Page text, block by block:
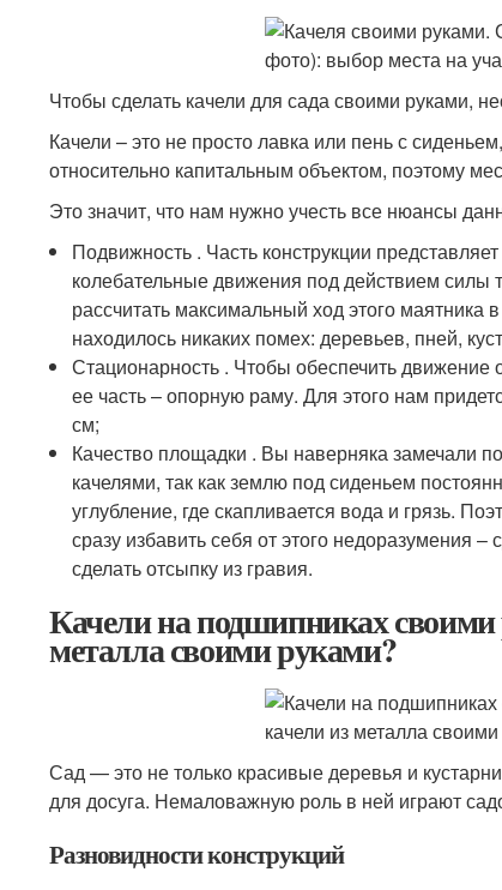
Чтобы сделать качели для сада своими руками,
Качели – это не просто лавка или пень с
относительно капитальным объектом, поэтому
Это значит, что нам нужно учесть все нюансы
Подвижность . Часть конструкции
колебательные движения под действием силы
рассчитать максимальный ход этого маятника
находилось никаких помех: деревьев, пней,
Стационарность . Чтобы обеспечить движение
ее часть – опорную раму. Для этого нам
см;
Качество площадки . Вы наверняка замечали
качелями, так как землю под сиденьем
углубление, где скапливается вода и грязь.
сразу избавить себя от этого недоразумения
сделать отсыпку из гравия.
Качели на подшипниках своими
металла своими руками?
Сад — это не только красивые деревья и
для досуга. Немаловажную роль в ней играют
Разновидности конструкций